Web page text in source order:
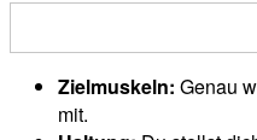
Zielmuskeln: Genau
mit.